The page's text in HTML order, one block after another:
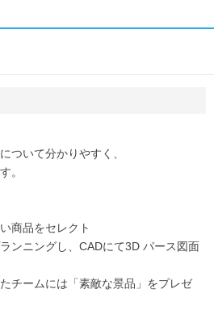
ついて分かりやすく、
。
商品をセレクト
ンニングし、CADにて3D パース図面
チームには「素敵な景品」をプレゼ